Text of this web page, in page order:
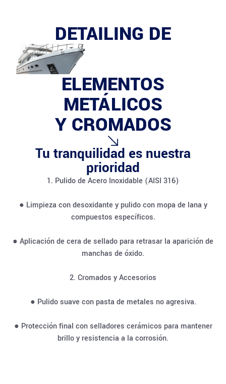
DETAILING DE
ELEMENTOS
METÁLICOS
Y CROMADOS
Tu tranquilidad es nuestra
prioridad
1. Pulido de Acero Inoxidable (AISI 316)
● Limpieza con desoxidante y pulido con mopa de lana y
compuestos específicos.
● Aplicación de cera de sellado para retrasar la aparición de
manchas de óxido.
2. Cromados y Accesorios
● Pulido suave con pasta de metales no agresiva.
● Protección final con selladores cerámicos para mantener
brillo y resistencia a la corrosión.